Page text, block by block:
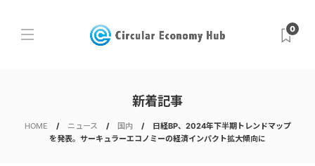
0
新着記事
HOME ニュース 国内
日経BP、2024年下半期トレンドマップ
を発表。サーキュラーエコノミーの経済インパクト拡大傾向に